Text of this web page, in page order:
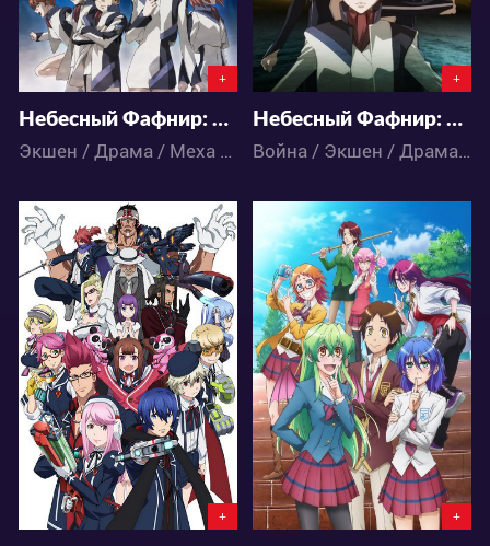
+
Небесный Фафнир: Исход ТВ-1
Экшен / Драма / Меха / Фантастика / Аниме
+
Небесный Фафнир: Исход ТВ-2
Война / Экшен / Драма / Меха / Фантастика / Аниме
3486
0 3
+
20863
1 28
+